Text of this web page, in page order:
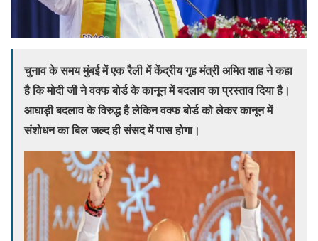
चुनाव के समय मुंबई में एक रैली में केंद्रीय गृह मंत्री अमित शाह ने कहा
है कि मोदी जी ने वक्फ बोर्ड के कानून में बदलाव का प्रस्ताव दिया है।
आघाड़ी बदलाव के विरुद्ध है लेकिन वक्फ बोर्ड को लेकर कानून में
संशोधन का बिल जल्द ही संसद में पास होगा।